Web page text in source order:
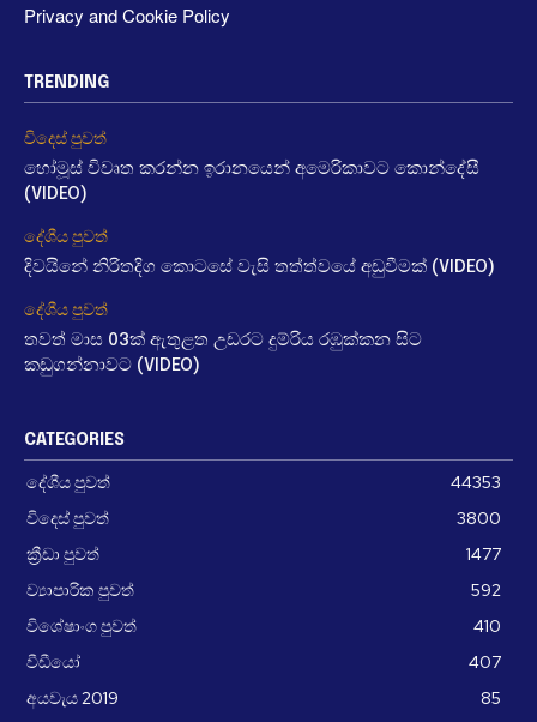
Privacy and Cookie Policy
TRENDING
විදෙස් පුවත්
හෝමූස් විවෘත කරන්න ඉරානයෙන් අමෙරිකාවට කොන්දේසී
(VIDEO)
දේශීය පුවත්
දිවයිනේ නිරිතදිග කොටසේ වැසි තත්ත්වයේ අඩුවීමක් (VIDEO)
දේශීය පුවත්
තවත් මාස 03ක් ඇතුළත උඩරට දුම්රිය රඹුක්කන සිට
කඩුගන්නාවට (VIDEO)
CATEGORIES
දේශීය පුවත්
44353
විදෙස් පුවත්
3800
ක්‍රීඩා පුවත්
1477
ව්‍යාපාරික පුවත්
592
විශේෂාංග පුවත්
410
වීඩීයෝ
407
අයවැය 2019
85